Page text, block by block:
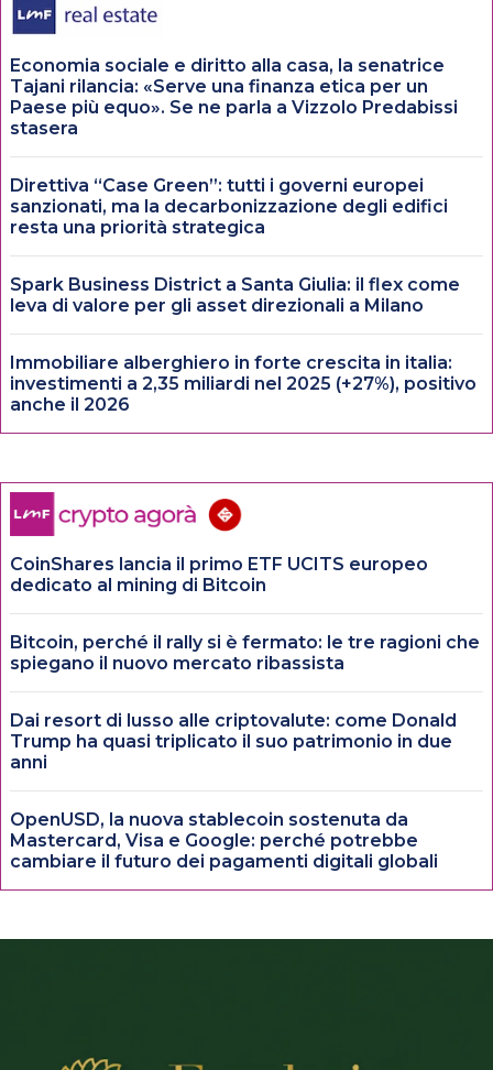
Economia sociale e diritto alla casa, la senatrice
Tajani rilancia: «Serve una finanza etica per un
Paese più equo». Se ne parla a Vizzolo Predabissi
stasera
Direttiva “Case Green”: tutti i governi europei
sanzionati, ma la decarbonizzazione degli edifici
resta una priorità strategica
Spark Business District a Santa Giulia: il flex come
leva di valore per gli asset direzionali a Milano
Immobiliare alberghiero in forte crescita in italia:
investimenti a 2,35 miliardi nel 2025 (+27%), positivo
anche il 2026
CoinShares lancia il primo ETF UCITS europeo
dedicato al mining di Bitcoin
Bitcoin, perché il rally si è fermato: le tre ragioni che
spiegano il nuovo mercato ribassista
Dai resort di lusso alle criptovalute: come Donald
Trump ha quasi triplicato il suo patrimonio in due
anni
OpenUSD, la nuova stablecoin sostenuta da
Mastercard, Visa e Google: perché potrebbe
cambiare il futuro dei pagamenti digitali globali